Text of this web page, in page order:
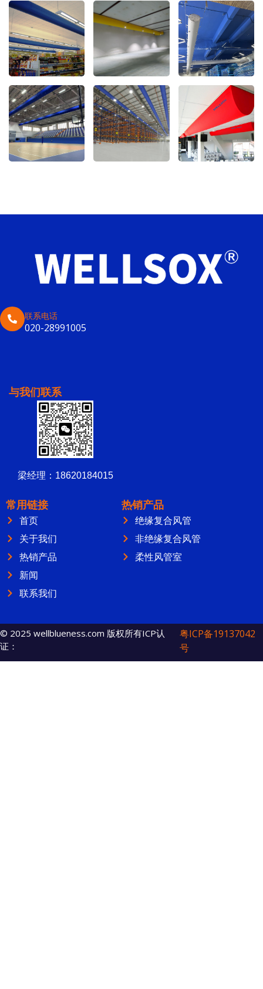
联系电话
020-28991005
与我们联系
梁经理：18620184015
常用链接
首页
关于我们
热销产品
新闻
联系我们
热销产品
绝缘复合风管
非绝缘复合风管
柔性风管室
© 2025 wellblueness.com 版权所有ICP认
证：
粤ICP备19137042
号